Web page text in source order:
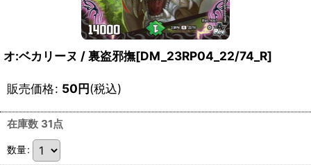
オ:ベカリーヌ / 裏盗邪撫[DM_23RP04_22/74_R]
販売価格: 50円(税込)
在庫数 31点
数量: